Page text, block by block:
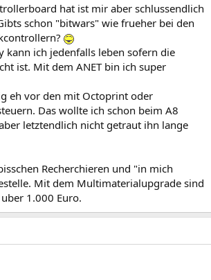
hat ist mir aber schlussendlich
schon "bitwars" wie frueher bei den
kann ich jedenfalls leben sofern die
ist. Mit dem ANET bin ich super
eh vor den mit Octoprint oder
Das wollte ich schon beim A8
letztendlich nicht getraut ihn lange
Recherchieren und "in mich
Mit dem Multimaterialupgrade sind
1.000 Euro.